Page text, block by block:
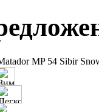
MP 54 Sibir